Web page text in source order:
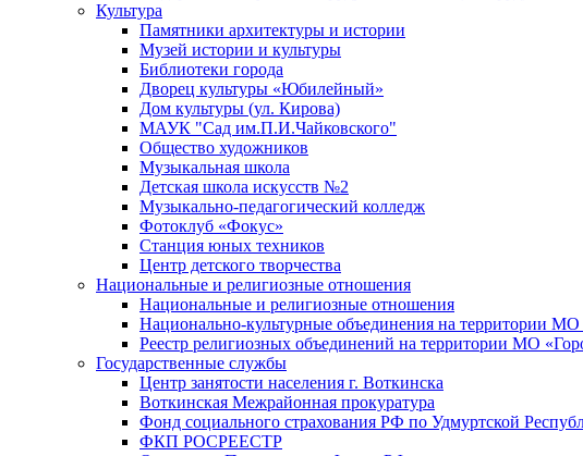
Культура
Памятники архитектуры и истории
Музей истории и культуры
Библиотеки города
Дворец культуры «Юбилейный»
Дом культуры (ул. Кирова)
МАУК "Сад им.П.И.Чайковского"
Общество художников
Музыкальная школа
Детская школа искусств №2
Музыкально-педагогический колледж
Фотоклуб «Фокус»
Станция юных техников
Центр детского творчества
Национальные и религиозные отношения
Национальные и религиозные отношения
Национально-культурные объединения на территории
Реестр религиозных объединений на территории МО
Государственные службы
Центр занятости населения г. Воткинска
Воткинская Межрайонная прокуратура
Фонд социального страхования РФ по Удмуртской
ФКП РОСРЕЕСТР